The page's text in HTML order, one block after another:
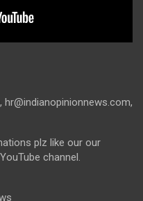
plz like our our
channel.